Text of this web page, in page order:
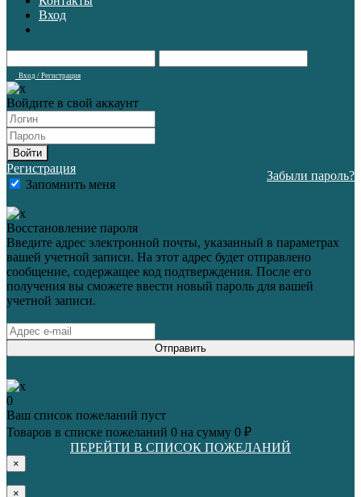
Вход
Вход / Регистрация
Войдите в свой аккаунт
Войти
Регистрация
Запомнить меня
Забыли пароль?
Восстановление пароля
Введите адрес электронной почты, указанный в параметрах
вашей учетной записи. На этот адрес будет отправлено
сообщение, содержащее код подтверждения. После его
получения вы сможете ввести новый пароль для вашей
учетной записи.
Отправить
0
Ваш список пожеланий пуст
Товаров в списке пожеланий 0 на сумму 0 ₽
ПЕРЕЙТИ В СПИСОК ПОЖЕЛАНИЙ
×
×